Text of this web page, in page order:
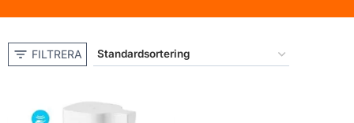
FILTRERA